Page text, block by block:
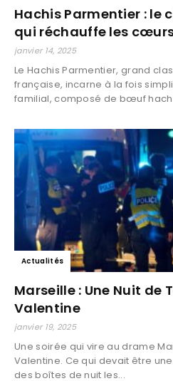
Hachis Parmentier : le
qui réchauffe les
janvier 14, 2025
Le Hachis Parmentier, grand
française, incarne à la fois
familial, composé de bœuf
Actualités
Marseille : Une Nuit de
Valentine
janvier 19, 2025
Une soirée qui vire au drame
Valentine. Ce qui devait être
des boîtes de nuit les...